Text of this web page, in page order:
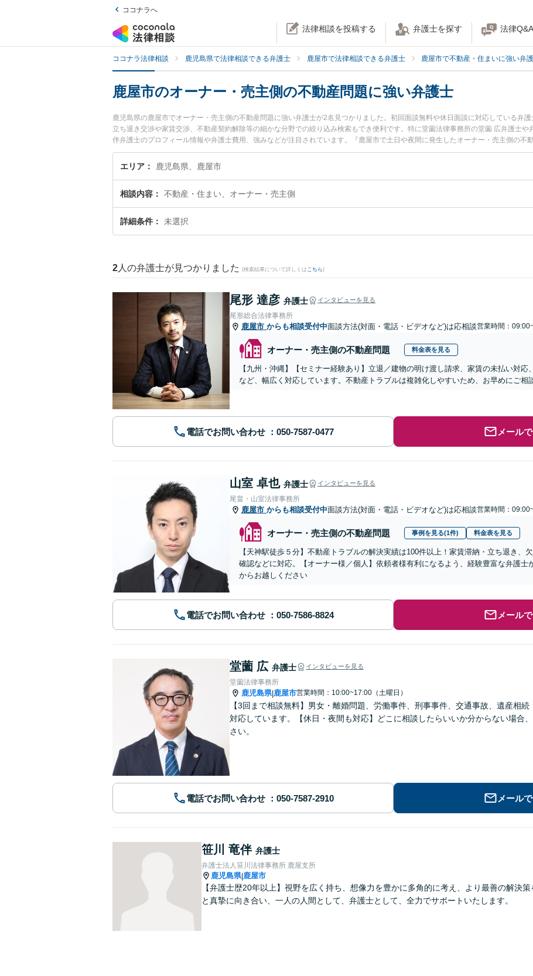
ココナラへ
法律相談を投稿する 弁護士を探す 法律
ココナラ法律相談 鹿児島県で法律相談できる弁護士 鹿屋市で法律相談できる弁護士 鹿屋市で不動産・住まいに強い弁
鹿屋市のオーナー・売主側の不動産問題に強い弁護士
鹿児島県の鹿屋市でオーナー・売主側の不動産問題に強い弁護士が2名見つかりました。初回面談無料や休日面談に対応している弁
立ち退き交渉や家賃交渉、不動産契約解除等の細かな分野での絞り込み検索もでき便利です。特に堂薗法律事務所の堂薗 広弁護士
伴弁護士のプロフィール情報や弁護士費用、強みなどが注目されています。『鹿屋市で土日や夜間に発生したオーナー・売主側の不
たい』『オーナー・売主側の不動産問題のトラブル解決の実績豊富な近くの弁護士を検索したい』『初回相談無料でオーナー・売主
護士に相談予約したい』などでお困りの相談者さんにおすすめです。
エリア 鹿児島県、鹿屋市
相談内容 不動産・住まい、オーナー・売主側
詳細条件 未選択
2 人の弁護士が見つかりました (検索結果について詳しくは こちら)
尾形 達彦 弁護士 インタビューを見る
尾形総合法律事務所
鹿屋市 からも相談受付中面談方法(対面・電話・ビデオなど)は応相談営業時間：
オーナー・売主側の不動産問題 料金表を見る
【九州・沖縄】【セミナー経験あり】立退／建物の明け渡し請求、家賃の未払い対
など、幅広く対応しています。不動産トラブルは複雑化しやすいため、お早めにご相
電話でお問い合わせ メール
山室 卓也 弁護士 インタビューを見る
尾畠・山室法律事務所
鹿屋市 からも相談受付中面談方法(対面・電話・ビデオなど)は応相談営業時間：
オーナー・売主側の不動産問題 事例を見る(1件) 料金表を見る
【天神駅徒歩５分】不動産トラブルの解決実績は100件以上！家賃滞納・立ち退き、
確認などに対応。【オーナー様／個人】依頼者様有利になるよう、経験豊富な弁護士
からお越しください
電話でお問い合わせ メール
堂薗 広 弁護士 インタビューを見る
堂薗法律事務所
鹿児島県|鹿屋市営業時間：10:00~17:00（土曜日）
【3回まで相談無料】男女・離婚問題、労働事件、刑事事件、交通事故、遺産相
対応しています。【休日・夜間も対応】どこに相談したらいいか分からない場合
さい。
電話でお問い合わせ メール
笹川 竜伴 弁護士
弁護士法人笹川法律事務所 鹿屋支所
鹿児島県|鹿屋市
【弁護士歴20年以上】視野を広く持ち、想像力を豊かに多角的に考え、より最善の解決
と真摯に向き合い、一人の人間として、弁護士として、全力でサポートいたします。